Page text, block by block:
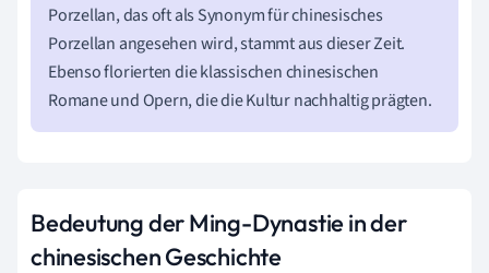
Porzellan, das oft als Synonym für chinesisches
Porzellan angesehen wird, stammt aus dieser Zeit.
Ebenso florierten die klassischen chinesischen
Romane und Opern, die die Kultur nachhaltig prägten.
Bedeutung der Ming-Dynastie in der
chinesischen Geschichte